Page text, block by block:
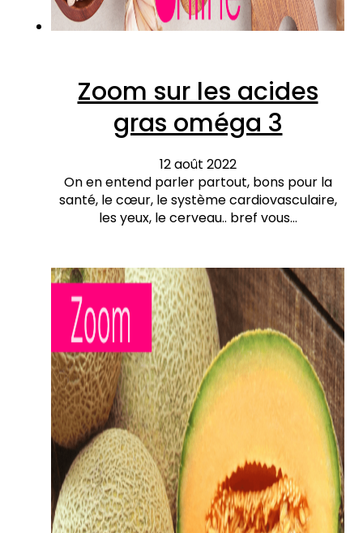
Zoom sur les acides
gras oméga 3
12 août 2022
On en entend parler partout, bons pour la
santé, le cœur, le système cardiovasculaire,
les yeux, le cerveau.. bref vous…